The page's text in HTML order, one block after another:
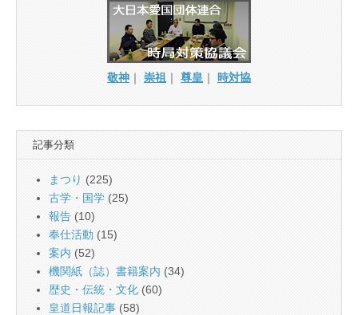
敬神 ｜ 崇祖 ｜ 尊皇 ｜ 時対協
記事分類
まつり (225)
古学・国学 (25)
報告 (10)
奉仕活動 (15)
案内 (52)
機関紙（誌）書籍案内 (34)
歴史・伝統・文化 (60)
皇道日報記事 (58)